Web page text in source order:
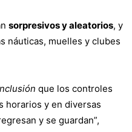
sorpresivos y aleatorios, y
náuticas, muelles y clubes
que los controles
horarios y en diversas
y se guardan”,